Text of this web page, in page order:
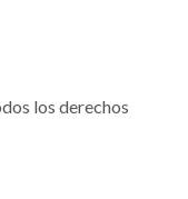
los derechos